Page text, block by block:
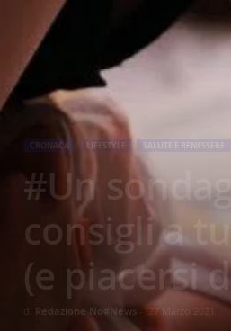
CRONACA LIFESTYLE SALUTE E BENESSERE
#Un
consigli a
(e piacersi
Redazione No#News- 27 Marzo 2021